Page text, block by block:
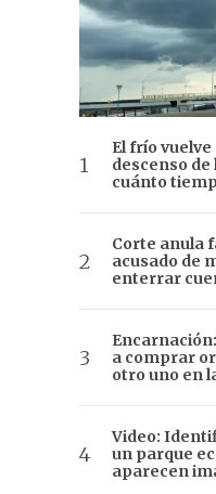
El frío
descenso de
cuánto
Corte anula
acusado de
enterrar
a comprar
otro uno en
Video:
un parque
aparecen